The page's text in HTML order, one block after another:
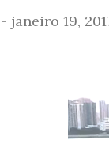
- janeiro 19,